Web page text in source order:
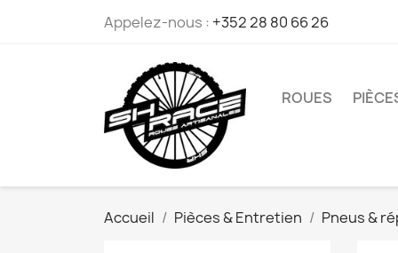
Appelez-nous : +352 28 80 66 26
ROUES
Accueil Pièces & Entretien Pneus &